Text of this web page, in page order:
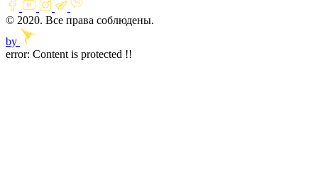
© 2020. Все права соблюдены.
by
error: Content is protected !!